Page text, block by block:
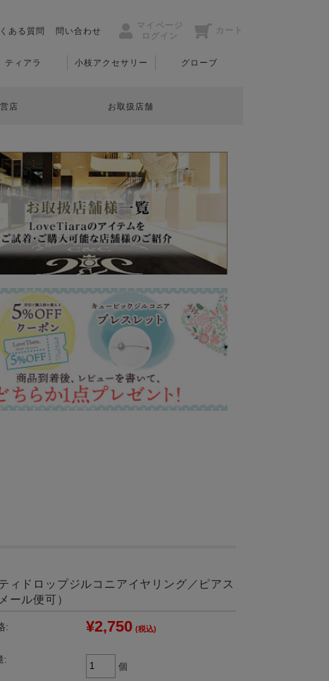
ある質問 問い合わせ
マイページ
ログイン
カート
ティアラ 小枝アクセサリー グローブ
店 お取扱店舗
ィドロップジルコニアイヤリング／ピアス
メール便可）
: ¥2,750 (税込)
:
個